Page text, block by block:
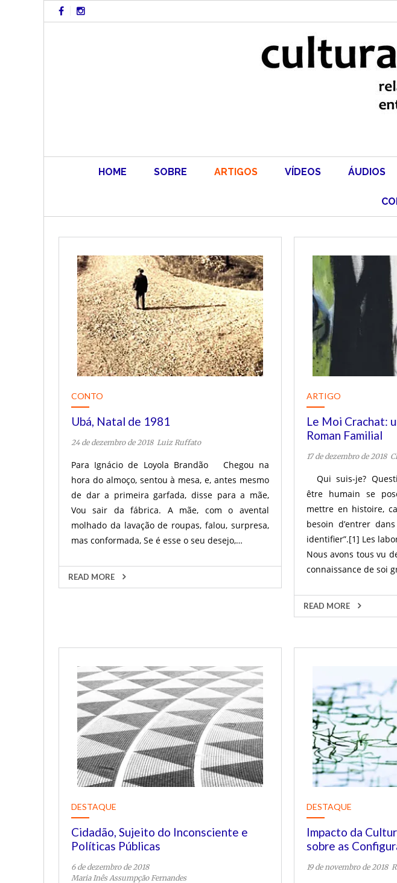
Skip
to
HOME SOBRE ARTIGOS VÍDEOS ÁUDIOS
CONTO
Ubá, Natal de 1981
24 de dezembro de 2018 Luiz Ruffato
Para Ignácio de Loyola Brandão Chegou na
hora do almoço, sentou à mesa, e, antes mesmo
de dar a primeira garfada, disse para a mãe,
Vou sair da fábrica. A mãe, com o avental
molhado da lavação de roupas, falou, surpresa,
mas conformada, Se é esse o seu desejo,…
READ MORE
ARTIGO
Le Moi Crachat:
Roman Familial
17 de dezembro de 2018
Qui suis-je?
être humain se
mettre en histoire,
besoin d’entrer
identifier”.[1] Les
Nous avons tous vu
connaissance de soi
READ MORE
DESTAQUE
Cidadão, Sujeito do Inconsciente e
Políticas Públicas
6 de dezembro de 2018
Maria Inês Assumpção Fernandes
DESTAQUE
Impacto da
sobre as
19 de novembro de 2018